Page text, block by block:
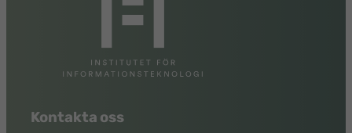
Kontakta oss